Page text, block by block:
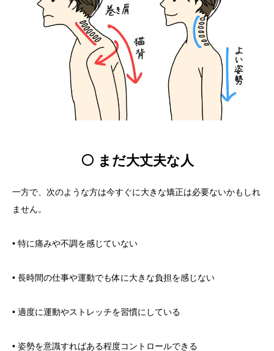
⚪ まだ大丈夫な人
一方で、次のような方は今すぐに大きな矯正は必要ないかもしれ
ません。
• 特に痛みや不調を感じていない
• 長時間の仕事や運動でも体に大きな負担を感じない
• 適度に運動やストレッチを習慣にしている
• 姿勢を意識すればある程度コントロールできる